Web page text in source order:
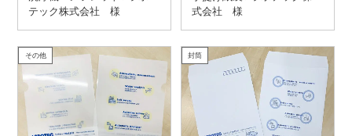
テック株式会社 様
式会社 様
その他 封筒